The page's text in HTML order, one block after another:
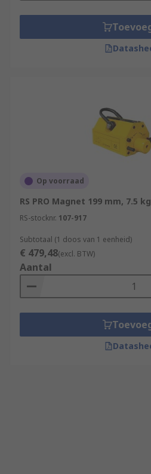
Op voorraad
RS PRO Magnet 199 mm, 7.5
RS-stocknr. 107-917
Subtotaal (1 doos van 1 eenheid)
€ 479,48(excl. BTW)
Aantal